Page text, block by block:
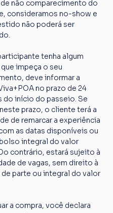
de não comparecimento do
consideramos no-show e
não poderá ser
tenha algum
impeça o seu
deve informar a
no prazo de 24
do início do passeio. Se
prazo, o cliente terá a
de remarcar a experiência
as datas disponíveis ou
integral do valor
contrário, estará sujeito à
de vagas, sem direito à
parte ou integral do valor
a compra, você declara